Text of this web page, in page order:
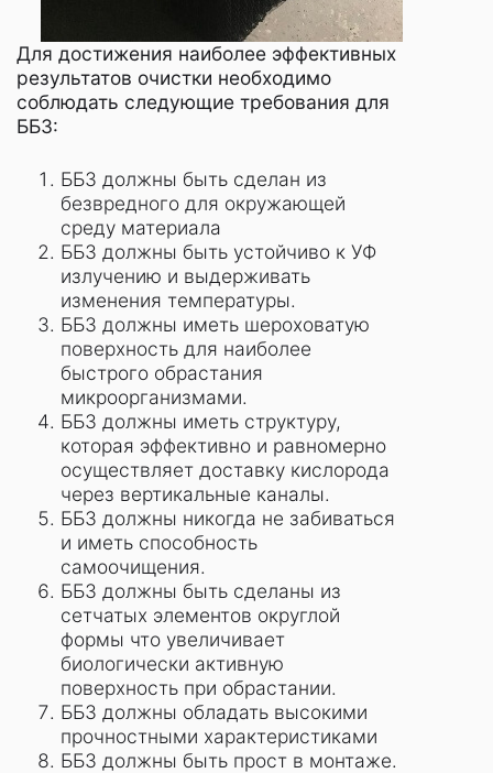
Для достижения наиболее эффективных
результатов очистки необходимо
соблюдать следующие требования для
ББЗ:
ББЗ должны быть сделан из
безвредного для окружающей
среду материала
ББЗ должны быть устойчиво к УФ
излучению и выдерживать
изменения температуры.
ББЗ должны иметь шероховатую
поверхность для наиболее
быстрого обрастания
микроорганизмами.
ББЗ должны иметь структуру,
которая эффективно и равномерно
осуществляет доставку кислорода
через вертикальные каналы.
ББЗ должны никогда не забиваться
и иметь способность
самоочищения.
ББЗ должны быть сделаны из
сетчатых элементов округлой
формы что увеличивает
биологически активную
поверхность при обрастании.
ББЗ должны обладать высокими
прочностными характеристиками
ББЗ должны быть прост в монтаже.